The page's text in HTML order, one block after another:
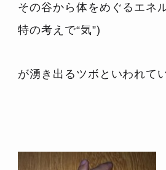
その谷から体をめぐるエネ
特の考えで“気”)
が湧き出るツボといわれて